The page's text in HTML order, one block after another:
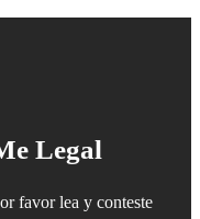
Legal
favor lea y conteste